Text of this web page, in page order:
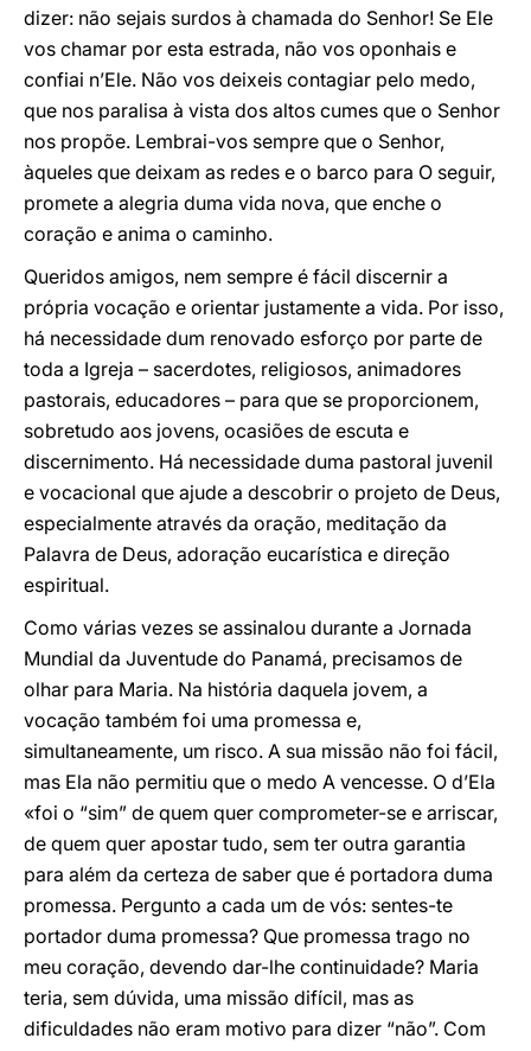
dizer: não sejais surdos à chamada do Senhor! Se Ele
vos chamar por esta estrada, não vos oponhais e
confiai n’Ele. Não vos deixeis contagiar pelo medo,
que nos paralisa à vista dos altos cumes que o Senhor
nos propõe. Lembrai-vos sempre que o Senhor,
àqueles que deixam as redes e o barco para O seguir,
promete a alegria duma vida nova, que enche o
coração e anima o caminho.
Queridos amigos, nem sempre é fácil discernir a
própria vocação e orientar justamente a vida. Por isso,
há necessidade dum renovado esforço por parte de
toda a Igreja – sacerdotes, religiosos, animadores
pastorais, educadores – para que se proporcionem,
sobretudo aos jovens, ocasiões de escuta e
discernimento. Há necessidade duma pastoral juvenil
e vocacional que ajude a descobrir o projeto de Deus,
especialmente através da oração, meditação da
Palavra de Deus, adoração eucarística e direção
espiritual.
Como várias vezes se assinalou durante a Jornada
Mundial da Juventude do Panamá, precisamos de
olhar para Maria. Na história daquela jovem, a
vocação também foi uma promessa e,
simultaneamente, um risco. A sua missão não foi fácil,
mas Ela não permitiu que o medo A vencesse. O d’Ela
«foi o “sim” de quem quer comprometer-se e arriscar,
de quem quer apostar tudo, sem ter outra garantia
para além da certeza de saber que é portadora duma
promessa. Pergunto a cada um de vós: sentes-te
portador duma promessa? Que promessa trago no
meu coração, devendo dar-lhe continuidade? Maria
teria, sem dúvida, uma missão difícil, mas as
dificuldades não eram motivo para dizer “não”. Com